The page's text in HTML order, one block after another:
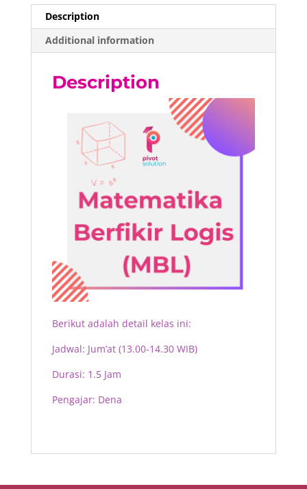
Description
Additional information
Description
Berikut adalah detail kelas ini:
Jadwal: Jum’at (13.00-14.30 WIB)
Durasi: 1.5 Jam
Pengajar: Dena